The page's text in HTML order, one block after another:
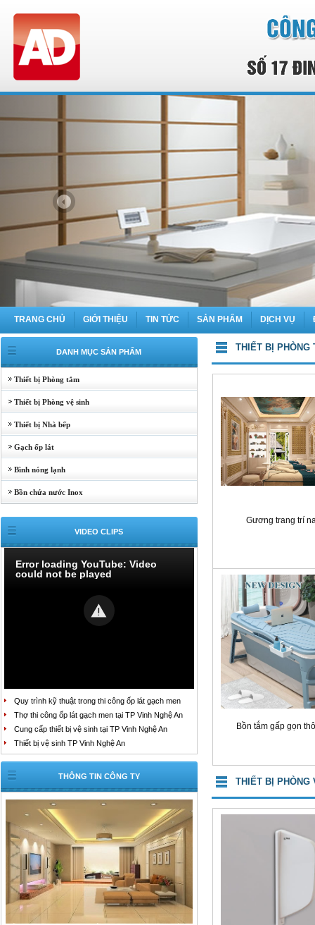
TRANG CHỦ GIỚI THIỆU TIN TỨC SẢN PHẨM DỊCH VỤ
DANH MỤC SẢN PHẨM
Thiết bị Phòng tắm
Thiết bị Phòng vệ sinh
Thiết bị Nhà bếp
Gạch ốp lát
Bình nóng lạnh
Bồn chứa nước Inox
VIDEO CLIPS
Error loading YouTube: Video
could not be played
Quy trình kỹ thuật trong thi công ốp lát gạch men
Thợ thi công ốp lát gạch men tại TP Vinh Nghệ An
Cung cấp thiết bị vệ sinh tại TP Vinh Nghệ An
Thiết bị vệ sinh TP Vinh Nghệ An
THÔNG TIN CÔNG TY
THIẾT BỊ PHÒNG
Gương trang trí
Bồn tắm gấp gọn
THIẾT BỊ PHÒNG